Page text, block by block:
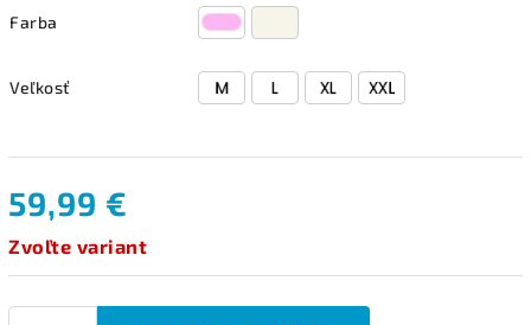
Farba
Veľkosť
59,99 €
Zvoľte variant